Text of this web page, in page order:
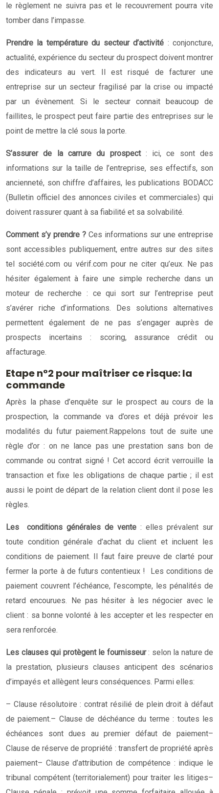
le règlement ne suivra pas et le recouvrement pourra vite
tomber dans l’impasse.
Prendre la température du secteur d’activité : conjoncture,
actualité, expérience du secteur du prospect doivent montrer
des indicateurs au vert. Il est risqué de facturer une
entreprise sur un secteur fragilisé par la crise ou impacté
par un évènement. Si le secteur connait beaucoup de
faillites, le prospect peut faire partie des entreprises sur le
point de mettre la clé sous la porte.
S’assurer de la carrure du prospect : ici, ce sont des
informations sur la taille de l’entreprise, ses effectifs, son
ancienneté, son chiffre d’affaires, les publications BODACC
(Bulletin officiel des annonces civiles et commerciales) qui
doivent rassurer quant à sa fiabilité et sa solvabilité.
Comment s’y prendre ? Ces informations sur une entreprise
sont accessibles publiquement, entre autres sur des sites
tel société.com ou vérif.com pour ne citer qu’eux. Ne pas
hésiter également à faire une simple recherche dans un
moteur de recherche : ce qui sort sur l’entreprise peut
s’avérer riche d’informations. Des solutions alternatives
permettent également de ne pas s’engager auprès de
prospects incertains : scoring, assurance crédit ou
affacturage.
Etape n°2 pour maîtriser ce risque: la
commande
Après la phase d’enquête sur le prospect au cours de la
prospection, la commande va d’ores et déjà prévoir les
modalités du futur paiement.Rappelons tout de suite une
règle d’or : on ne lance pas une prestation sans bon de
commande ou contrat signé ! Cet accord écrit verrouille la
transaction et fixe les obligations de chaque partie ; il est
aussi le point de départ de la relation client dont il pose les
règles.
Les conditions générales de vente : elles prévalent sur
toute condition générale d’achat du client et incluent les
conditions de paiement. Il faut faire preuve de clarté pour
fermer la porte à de futurs contentieux ! Les conditions de
paiement couvrent l’échéance, l’escompte, les pénalités de
retard encourues. Ne pas hésiter à les négocier avec le
client : sa bonne volonté à les accepter et les respecter en
sera renforcée.
Les clauses qui protègent le fournisseur: selon la nature de
la prestation, plusieurs clauses anticipent des scénarios
d’impayés et allègent leurs conséquences. Parmi elles:
– Clause résolutoire : contrat résilié de plein droit à défaut
de paiement.– Clause de déchéance du terme : toutes les
échéances sont dues au premier défaut de paiement–
Clause de réserve de propriété : transfert de propriété après
paiement– Clause d’attribution de compétence : indique le
tribunal compétent (territorialement) pour traiter les litiges–